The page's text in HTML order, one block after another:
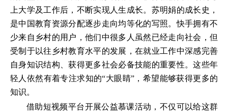
上大学及工作后，不断实现人生成长。苏明娟的成长史，
是中国教育资源分配逐步走向均等化的写照。快手拥有不
少来自乡村的用户，他们中很多人虽然已经走向社会，但
受制于以往乡村教育水平的发展，在就业工作中深感完善
自身知识结构、获得更多社会必备技能的重要性。这些年
轻人依然有着专注求知的“大眼睛”，希望能够获得更多的
知识。
借助短视频平台开展公益慕课活动，不仅可以给这群